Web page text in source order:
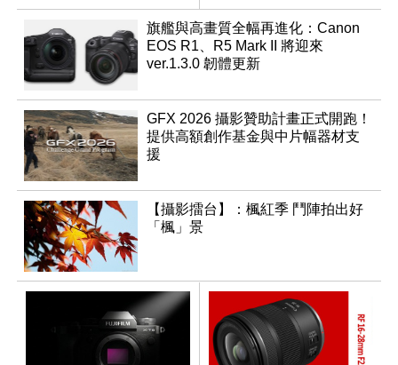
流
旗艦與高畫質全幅再進化：Canon
EOS R1、R5 Mark II 將迎來
ver.1.3.0 韌體更新
GFX 2026 攝影贊助計畫正式開跑！
提供高額創作基金與中片幅器材支
援
【攝影擂台】：楓紅季 鬥陣拍出好
「楓」景